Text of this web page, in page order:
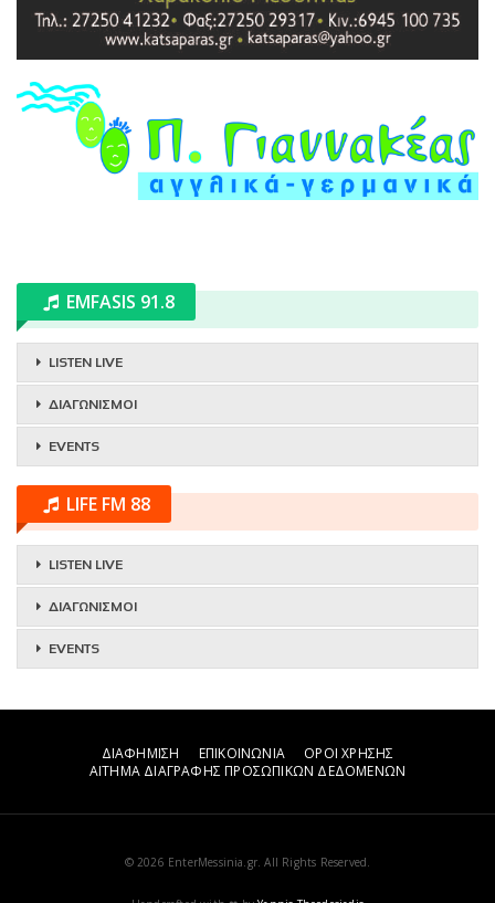
EMFASIS 91.8
LISTEN LIVE
ΔΙΑΓΩΝΙΣΜΟΙ
EVENTS
LIFE FM 88
LISTEN LIVE
ΔΙΑΓΩΝΙΣΜΟΙ
EVENTS
ΔΙΑΦΗΜΙΣΗ ΕΠΙΚΟΙΝΩΝΙΑ
ΟΡΟΙ ΧΡΗΣΗΣ
ΑΙΤΗΜΑ ΔΙΑΓΡΑΦΗΣ ΠΡΟΣΩΠΙΚΩΝ ΔΕΔΟΜΕΝΩΝ
© 2026 EnterMessinia.gr. All Rights Reserved.